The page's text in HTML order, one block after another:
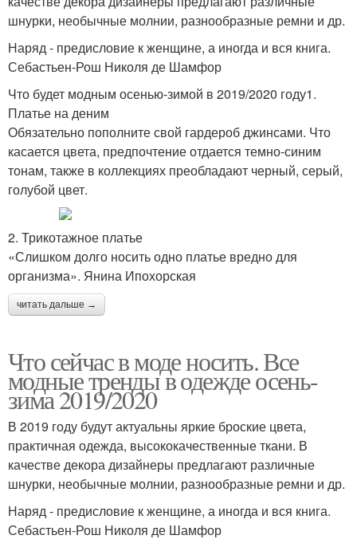
шнурки, необычные молнии, разнообразные ремни и др.
Наряд - предисловие к женщине, а иногда и вся книга.
Себастьен-Рош Николя де Шамфор
Что будет модным осенью-зимой в 2019/2020 году1.
Платье на деним
Обязательно пополните свой гардероб джинсами. Что
касается цвета, предпочтение отдается темно-синим
тонам, также в коллекциях преобладают черный, серый,
голубой цвет.
2. Трикотажное платье
«Слишком долго носить одно платье вредно для
организма». Янина Ипохорская
читать дальше →
Что сейчас в моде носить. Все
модные тренды в одежде осень-
зима 2019/2020
В 2019 году будут актуальны яркие броские цвета,
практичная одежда, высококачественные ткани. В
качестве декора дизайнеры предлагают различные
шнурки, необычные молнии, разнообразные ремни и др.
Наряд - предисловие к женщине, а иногда и вся книга.
Себастьен-Рош Николя де Шамфор